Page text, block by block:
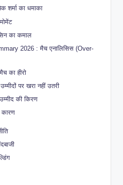
शर्मा का धमाका
का कमाल
2026 : मैच एनालिसिस (Over-
का हीरो
पर खरा नहीं उतरी
की किरण
कारण